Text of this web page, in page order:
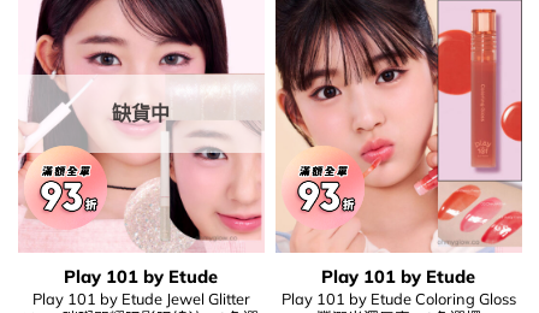
缺貨中
Play 101 by Etude
Play 101 by Etude Jewel Glitter
Play 101 by Etude
Play 101 by Etude Coloring Gloss